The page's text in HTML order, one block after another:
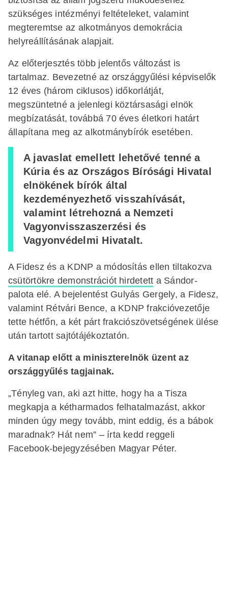
szükséges intézményi feltételeket, valamint
megteremtse az alkotmányos demokrácia
helyreállításának alapjait.
Az előterjesztés több jelentős változást is
tartalmaz. Bevezetné az országgyűlési képviselők
12 éves (három ciklusos) időkorlátját,
megszüntetné a jelenlegi köztársasági elnök
megbízatását, továbbá 70 éves életkori határt
állapítana meg az alkotmánybírók esetében.
A javaslat emellett lehetővé tenné a
Kúria és az Országos Bírósági Hivatal
elnökének bírók által
kezdeményezhető visszahívását,
valamint létrehozná a Nemzeti
Vagyonvisszaszerzési és
Vagyonvédelmi Hivatalt.
A Fidesz és a KDNP a módosítás ellen tiltakozva
csütörtökre demonstrációt hirdetett a Sándor-
palota elé. A bejelentést Gulyás Gergely, a Fidesz,
valamint Rétvári Bence, a KDNP frakcióvezetője
tette hétfőn, a két párt frakciószövetségének ülése
után tartott sajtótájékoztatón.
A vitanap előtt a miniszterelnök üzent az
országgyűlés tagjainak.
„Tényleg van, aki azt hitte, hogy ha a Tisza
megkapja a kétharmados felhatalmazást, akkor
minden úgy megy tovább, mint eddig, és a bábok
maradnak? Hát nem” – írta kedd reggeli
Facebook-bejegyzésében Magyar Péter.